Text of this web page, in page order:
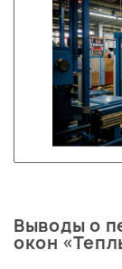
Выводы о
окон